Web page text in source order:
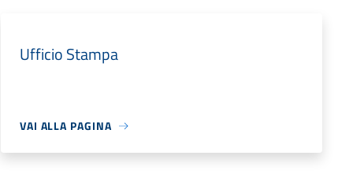
Ufficio Stampa
VAI ALLA PAGINA